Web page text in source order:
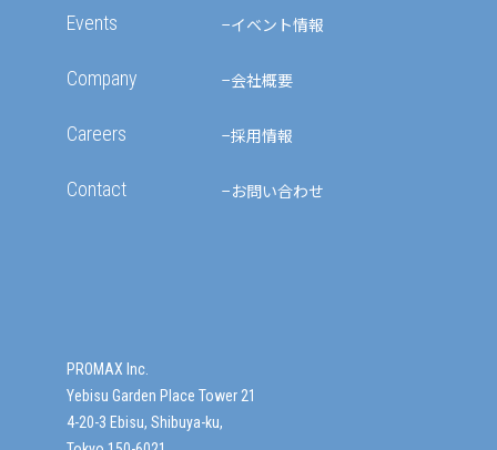
Events イベント情報
Company 会社概要
Careers 採用情報
Contact お問い合わせ
PROMAX Inc.
Yebisu Garden Place Tower 21
4-20-3 Ebisu, Shibuya-ku,